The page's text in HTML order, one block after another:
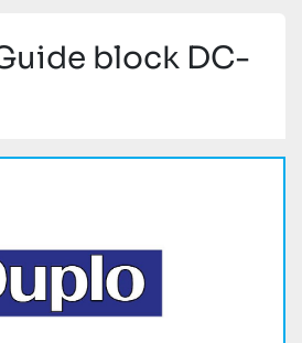
block DC-